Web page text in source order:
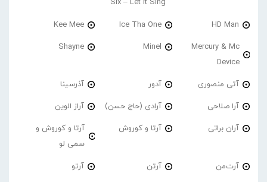
Six – Let It Sing
HD Man
Ice Tha One
Kee Mee
Mercury & Mc
Device
Minel
Shayne
آتی منصوری آدور آذرسینا
آرا صلاحی آرادی (حاج حسن) آراز الوین
آران براتی آرتا و کوروش
آرتا و کوروش و
سمی لو
آرت‌من آرتن آرتو